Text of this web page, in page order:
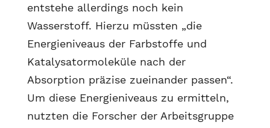
entstehe allerdings noch kein
Wasserstoff. Hierzu müssten „die
Energieniveaus der Farbstoffe und
Katalysatormoleküle nach der
Absorption präzise zueinander passen“.
Um diese Energieniveaus zu ermitteln,
nutzten die Forscher der Arbeitsgruppe